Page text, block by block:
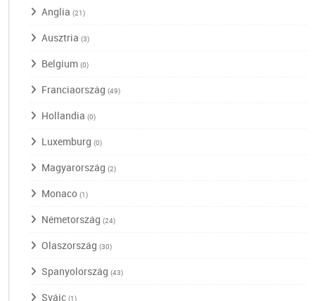
Anglia (21)
Ausztria (3)
Belgium (0)
Franciaország (49)
Hollandia (0)
Luxemburg (0)
Magyarország (2)
Monaco (1)
Németország (24)
Olaszország (30)
Spanyolország (43)
Svájc (1)